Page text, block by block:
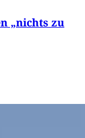
„nichts zu